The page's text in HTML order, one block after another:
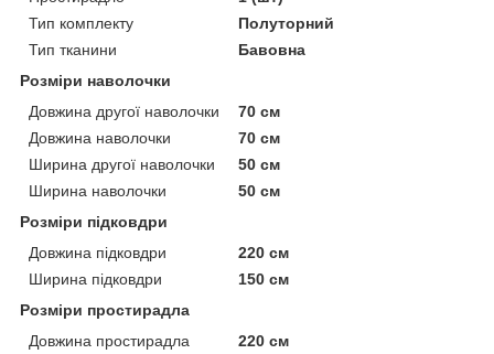
Тип комплекту
Полуторний
Тип тканини
Бавовна
Розміри наволочки
Довжина другої наволочки
70 см
Довжина наволочки
70 см
Ширина другої наволочки
50 см
Ширина наволочки
50 см
Розміри підковдри
Довжина підковдри
220 см
Ширина підковдри
150 см
Розміри простирадла
Довжина простирадла
220 см